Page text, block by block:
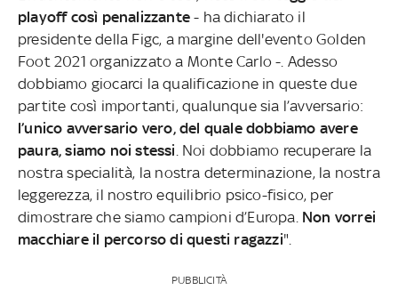
playoff così penalizzante - ha dichiarato il
presidente della Figc, a margine dell'evento Golden
Foot 2021 organizzato a Monte Carlo -. Adesso
dobbiamo giocarci la qualificazione in queste due
partite così importanti, qualunque sia l’avversario:
l’unico avversario vero, del quale dobbiamo avere
paura, siamo noi stessi . Noi dobbiamo recuperare la
nostra specialità, la nostra determinazione, la nostra
leggerezza, il nostro equilibrio psico-fisico, per
dimostrare che siamo campioni d’Europa. Non vorrei
macchiare il percorso di questi ragazzi".
PUBBLICITÀ